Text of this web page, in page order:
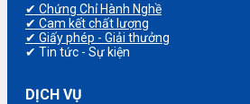
✔ Chứng Chỉ Hành Nghề
✔ Cam kết chất lượng
✔ Giấy phép - Giải thưởng
✔ Tin tức - Sự kiện
DỊCH VỤ